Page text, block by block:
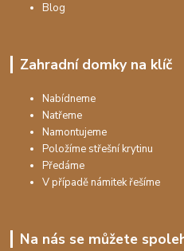
Blog
Zahradní domky na klíč
Nabídneme
Natřeme
Namontujeme
Položíme střešní krytinu
Předáme
V případě námitek řešíme
Na nás se můžete